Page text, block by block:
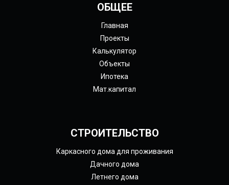
ОБЩЕЕ
Главная
Проекты
Калькулятор
Объекты
Ипотека
Мат.капитал
СТРОИТЕЛЬСТВО
Каркасного дома для проживания
Дачного дома
Летнего дома